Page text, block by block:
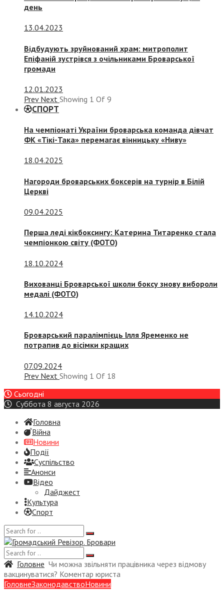
день
13.04.2023
Відбудують зруйнований храм: митрополит
Епіфаній зустрівся з очільниками Броварської
громади
12.01.2023
Prev Next Showing 1 Of 9
СПОРТ
На чемпіонаті України броварська команда дівчат
ФК «Тікі-Така» перемагає вінницьку «Ниву»
18.04.2025
Нагороди броварських боксерів на турнір в Білій
Церкві
09.04.2025
Перша леді кікбоксингу: Катерина Титаренко стала
чемпіонкою світу (ФОТО)
18.10.2024
Вихованці Броварської школи боксу знову вибороли
медалі (ФОТО)
14.10.2024
Броварський паралімпієць Ілля Яременко не
потрапив до вісімки кращих
07.09.2024
Prev Next Showing 1 Of 18
Сьогодні
Суббота 8 августа 2026
Головна
Війна
Новини
Події
Суспiльство
Анонси
Відео
Дайджест
Культура
Спорт
Головне Чи можна звільняти працівника через відмову
вакцинуватися? Коментар юриста
ГоловнеЗаконодавствоНовини